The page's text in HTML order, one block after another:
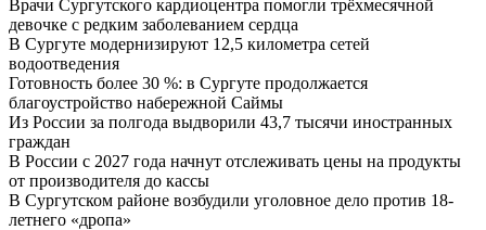
Врачи Сургутского кардиоцентра помогли трёхмесячной
девочке с редким заболеванием сердца
В Сургуте модернизируют 12,5 километра сетей
водоотведения
Готовность более 30 %: в Сургуте продолжается
благоустройство набережной Саймы
Из России за полгода выдворили 43,7 тысячи иностранных
граждан
В России с 2027 года начнут отслеживать цены на продукты
от производителя до кассы
В Сургутском районе возбудили уголовное дело против 18-
летнего «дропа»